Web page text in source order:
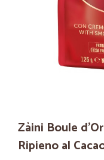
Zàini Boule
Ripieno al